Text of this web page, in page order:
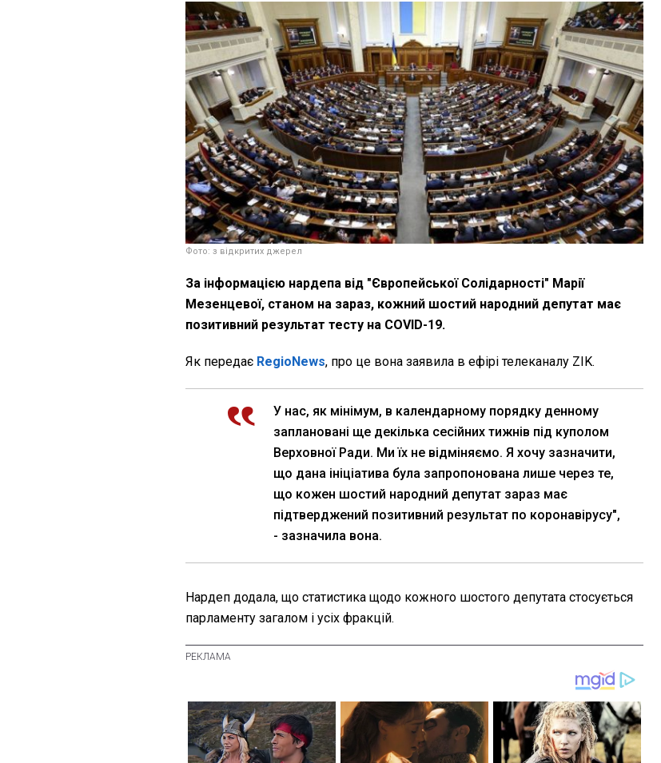
Фото: з відкритих джерел
За інформацією нардепа від "Європейської Солідарності" Марії
Мезенцевої, станом на зараз, кожний шостий народний депутат має
позитивний результат тесту на COVID-19.
Як передає RegioNews, про це вона заявила в ефірі телеканалу ZIK.
У нас, як мінімум, в календарному порядку денному
заплановані ще декілька сесійних тижнів під куполом
Верховної Ради. Ми їх не відміняємо. Я хочу зазначити,
що дана ініціатива була запропонована лише через те,
що кожен шостий народний депутат зараз має
підтверджений позитивний результат по коронавірусу",
- зазначила вона.
Нардеп додала, що статистика щодо кожного шостого депутата стосується
парламенту загалом і усіх фракцій.